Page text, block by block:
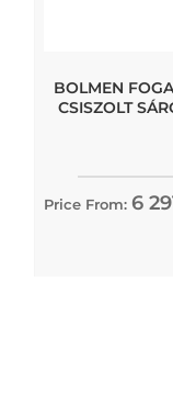
BOLMEN
CSISZOLT
Price From: 6